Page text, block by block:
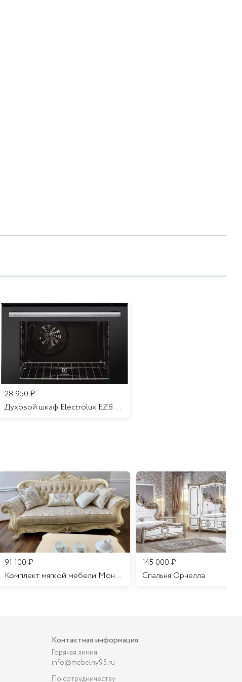
28 950 ₽
Духовой шкаф Electrolux EZB 52410 AK
91 100 ₽
Комплект мягкой мебели Мона Лиза
145 000 ₽
Cпальня Орнелла
Контактная информация
Горячая линия
info@mebelny95.ru
По сотрудничеству